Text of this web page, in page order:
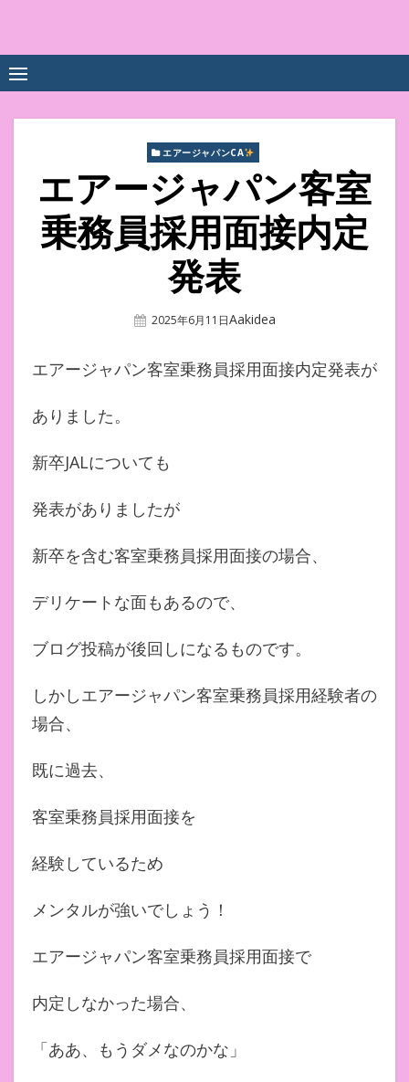
content
数UPｽｸｰﾙ
エアージャパンCA
エアージャパン客室
乗務員採用面接内定
発表
Posted
2025年6月11日Author
Aakidea
エアージャパン客室乗務員採用面接内定発表が
ありました。
新卒JALについても
発表がありましたが
新卒を含む客室乗務員採用面接の場合、
デリケートな面もあるので、
ブログ投稿が後回しになるものです。
しかしエアージャパン客室乗務員採用経験者の
場合、
既に過去、
客室乗務員採用面接を
経験しているため
メンタルが強いでしょう！
エアージャパン客室乗務員採用面接で
内定しなかった場合、
「ああ、もうダメなのかな」